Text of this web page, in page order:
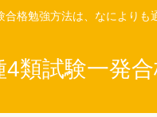
格勉強方法は、なによりも
類試験一発合